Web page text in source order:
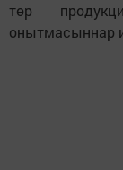
төр
онытмасыннар